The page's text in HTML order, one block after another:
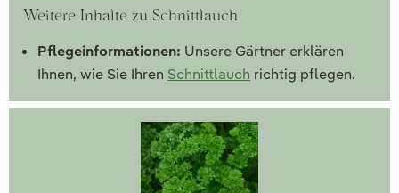
Weitere Inhalte zu Schnittlauch
Pflegeinformationen: Unsere Gärtner erklären
Ihnen, wie Sie Ihren Schnittlauch richtig pflegen.